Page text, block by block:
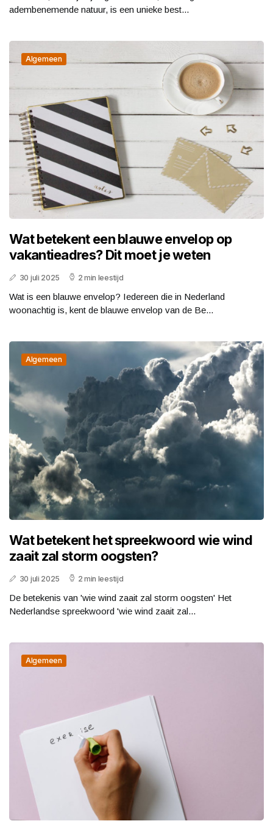
adembenemende natuur, is een unieke best...
Algemeen
Wat betekent een blauwe envelop op
vakantieadres? Dit moet je weten
30 juli 2025 2 min leestijd
Wat is een blauwe envelop? Iedereen die in Nederland
woonachtig is, kent de blauwe envelop van de Be...
Algemeen
Wat betekent het spreekwoord wie wind
zaait zal storm oogsten?
30 juli 2025 2 min leestijd
De betekenis van 'wie wind zaait zal storm oogsten' Het
Nederlandse spreekwoord 'wie wind zaait zal...
Algemeen